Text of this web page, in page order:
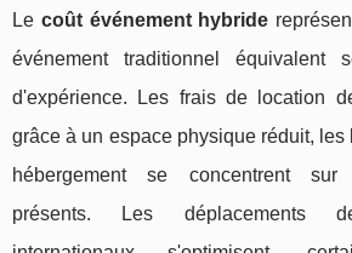
Le coût événement hybride
événement traditionnel équivalent
d'expérience. Les frais de location
grâce à un espace physique réduit, les
hébergement se concentrent sur
présents. Les déplacements